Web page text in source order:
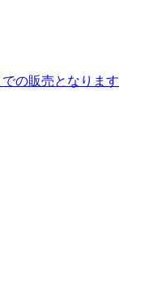
での販売となります